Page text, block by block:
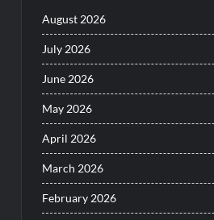
August 2026
July 2026
June 2026
May 2026
April 2026
March 2026
February 2026